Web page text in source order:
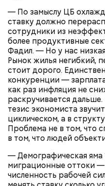
— По замыслу ЦБ
ставку должно
сотрудники из
более продуктивные
Фадил. — Но у нас
Рынок жилья негибкий,
стоит дорого.
конкуренции —
как раз инфляция не
раскручивается
тезис экономиста
циклическом, а в
Проблема не в том, что
в том, что людей
— Демографическая яма
миграционные оттоки —
численность рабочей
Ингредиенты:
— Ранний сорт
России. А дыня
Узбекистане. Этот сорт
сообщила Соломатина.